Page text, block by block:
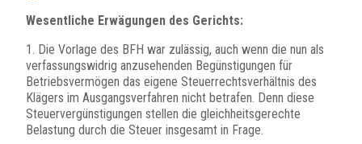
Wesentliche Erwägungen des Gerichts:
1. Die Vorlage des BFH war zulässig, auch wenn die nun als
verfassungswidrig anzusehenden Begünstigungen für
Betriebsvermögen das eigene Steuerrechtsverhältnis des
Klägers im Ausgangsverfahren nicht betrafen. Denn diese
Steuervergünstigungen stellen die gleichheitsgerechte
Belastung durch die Steuer insgesamt in Frage.